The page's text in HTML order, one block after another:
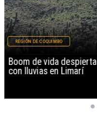
Boom de vida despierta
con lluvias en Limarí
REGIÓN DE COQUIMBO